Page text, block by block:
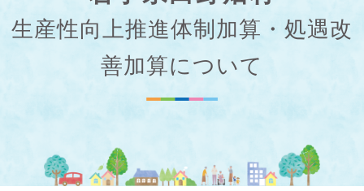
生産性向上推進体制加算・処遇改
善加算について